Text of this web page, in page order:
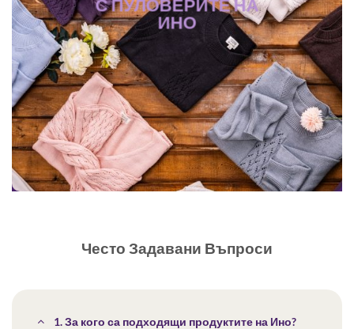
С ПУЛОВЕРИТЕ НА
ИНО
Често Задавани Въпроси
1. За кого са подходящи продуктите на Ино?